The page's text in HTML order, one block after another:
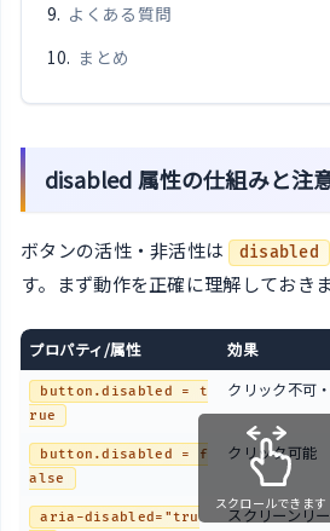
よくある質問
まとめ
disabled 属性の仕組みと注
ボタンの活性・非活性は disabled
す。まず動作を正確に理解しておき
プロパティ/属性 効果
button.disabled = t
rue
クリック不可
button.disabled = f
alse
クリック可能
aria-disabled="tru
スクリーンリ
スクロールできます